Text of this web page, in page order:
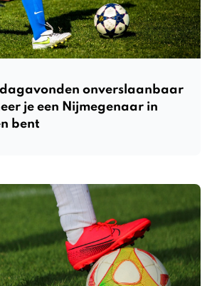
onverslaanbaar
je een Nijmegenaar in
bent